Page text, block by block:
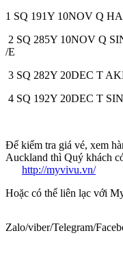
1 SQ 191Y 10NOV
2 SQ 285Y 10NOV Q
/E
3 SQ 282Y 20DEC
4 SQ 192Y 20DEC T
Để kiểm tra giá vé, xem
Auckland thì Quý khách
http://myvivu.vn/
Hoặc có thể liên lạc với
Zalo/viber/Telegram/